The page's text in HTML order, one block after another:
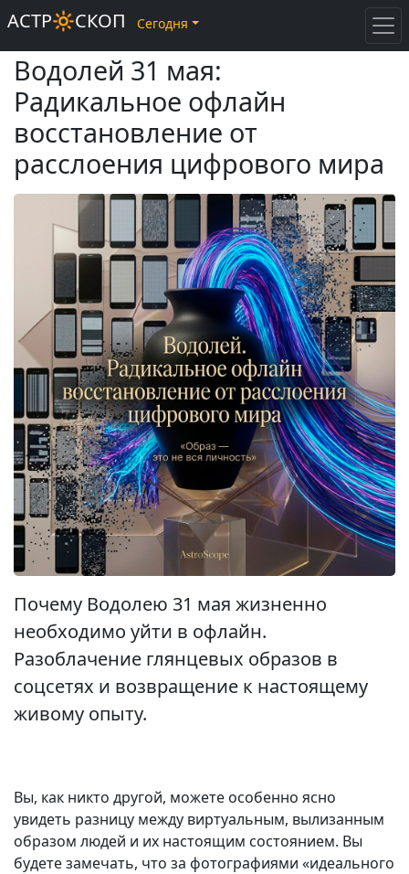
Водолей 31 мая:
Радикальное офлайн
восстановление от
расслоения цифрового мира
Почему Водолею 31 мая жизненно
необходимо уйти в офлайн.
Разоблачение глянцевых образов в
соцсетях и возвращение к настоящему
живому опыту.
Вы, как никто другой, можете особенно ясно
увидеть разницу между виртуальным, вылизанным
образом людей и их настоящим состоянием. Вы
будете замечать, что за фотографиями «идеального
АСТР🔆СКОП Сегодня